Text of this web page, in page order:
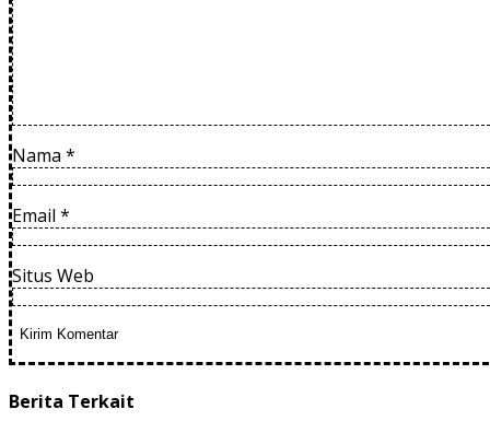
Nama *
Email *
Situs Web
Berita Terkait